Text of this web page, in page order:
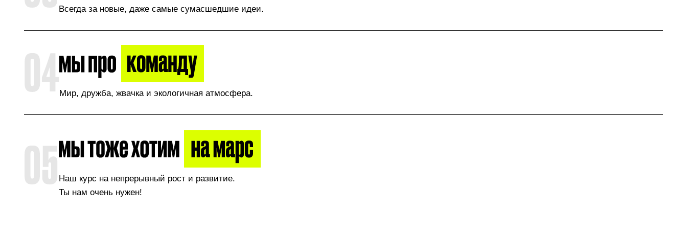
Всегда за новые, даже самые сумасшедшие идеи.
Мир, дружба, жвачка и экологичная атмосфера.
Наш курс на непрерывный рост и развитие.
Ты нам очень нужен!